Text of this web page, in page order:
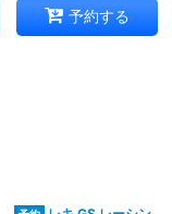
予約する